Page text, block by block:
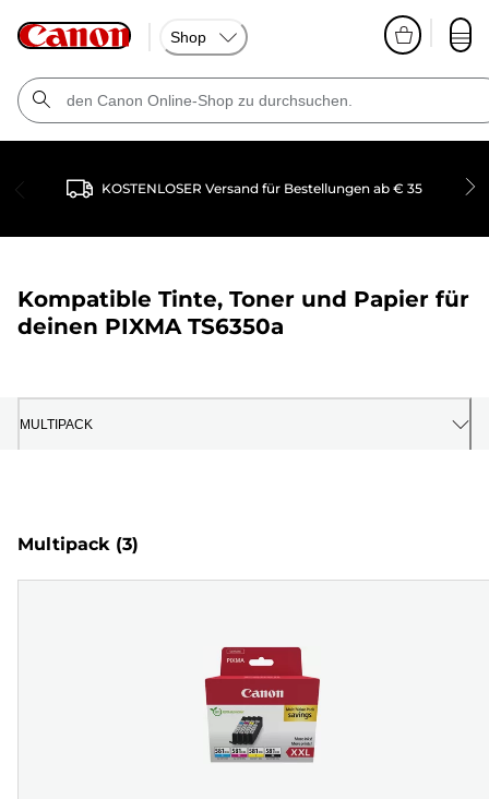
Shop
KOSTENLOSER Versand für Bestellungen ab € 35
Kompatible Tinte, Toner und Papier für
deinen PIXMA TS6350a
MULTIPACK
Multipack (3)